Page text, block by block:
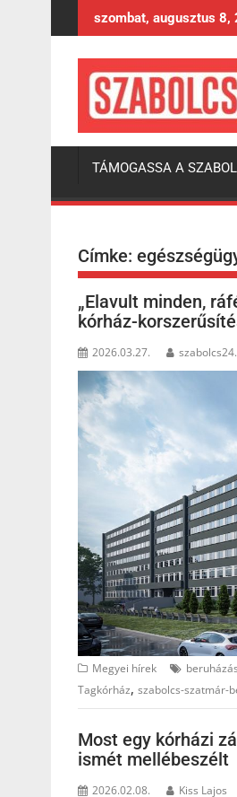
to
szombat, augusztus 8,
TÁMOGASSA A
Címke:
„Elavult minden,
kórház-
2026.03.27.
Megyei hírek beruházás
Tagkórház, szabolcs-szatmár-
Most egy kórházi
ismét mellébeszélt
2026.02.08. Kiss Lajos